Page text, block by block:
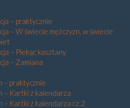
– praktycznie
– W świecie mężczyzn, w świecie
– Piekąc kasztany
– Zamiana
– praktycznie
– Kartki z kalendarza
– Kartki z kalendarza cz.2